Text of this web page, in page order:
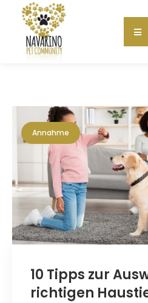
Annahme
10 Tipps zur
richtigen